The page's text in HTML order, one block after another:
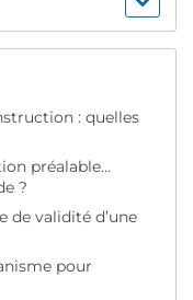
: quelles
préalable…
?
de validité d’une
pour